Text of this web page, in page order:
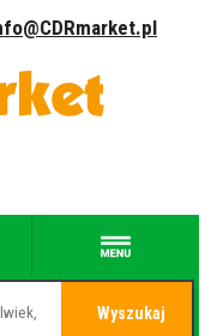
Wyszukaj